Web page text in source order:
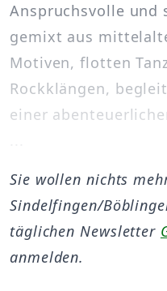
Anspruchsvolle und
gemixt aus
Motiven, flotten
Rockklängen,
einer
Sie wollen nichts
Sindelfingen/
täglichen Newsletter
anmelden.